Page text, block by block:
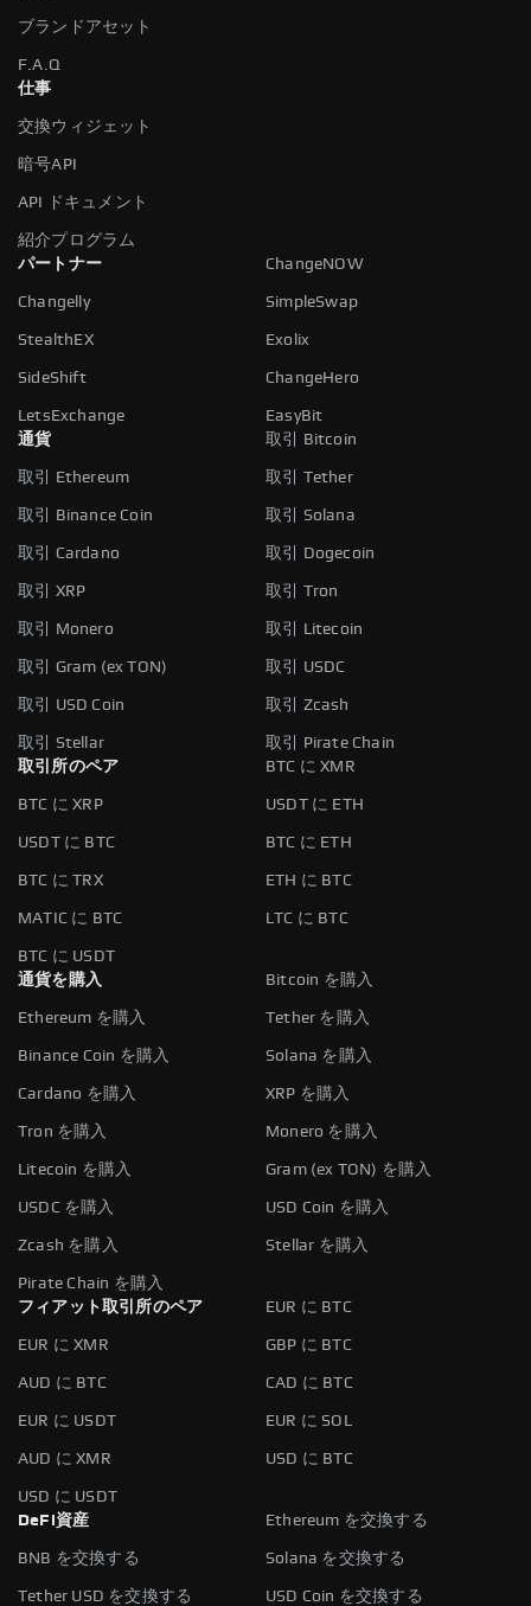
ブランドアセット
F.A.Q
仕事
交換ウィジェット
暗号API
API ドキュメント
紹介プログラム
パートナー
ChangeNOW
Changelly SimpleSwap
StealthEX Exolix
SideShift ChangeHero
LetsExchange
EasyBit
通貨
取引 Bitcoin
取引 Ethereum 取引 Tether
取引 Binance Coin 取引 Solana
取引 Cardano 取引 Dogecoin
取引 XRP 取引 Tron
取引 Monero 取引 Litecoin
取引 Gram (ex TON) 取引 USDC
取引 USD Coin 取引 Zcash
取引 Stellar
取引 Pirate Chain
取引所のペア
BTC に XMR
BTC に XRP USDT に ETH
USDT に BTC BTC に ETH
BTC に TRX ETH に BTC
MATIC に BTC LTC に BTC
BTC に USDT
通貨を購入
Bitcoin を購入
Ethereum を購入 Tether を購入
Binance Coin を購入 Solana を購入
Cardano を購入 XRP を購入
Tron を購入 Monero を購入
Litecoin を購入 Gram (ex TON) を購入
USDC を購入 USD Coin を購入
Zcash を購入 Stellar を購入
Pirate Chain を購入
フィアット取引所のペア
EUR に BTC
EUR に XMR GBP に BTC
AUD に BTC CAD に BTC
EUR に USDT EUR に SOL
AUD に XMR USD に BTC
USD に USDT
DeFi資産
Ethereum を交換する
BNB を交換する Solana を交換する
Tether USD を交換する USD Coin を交換する